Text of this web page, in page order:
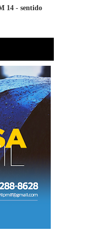
14 - sentido